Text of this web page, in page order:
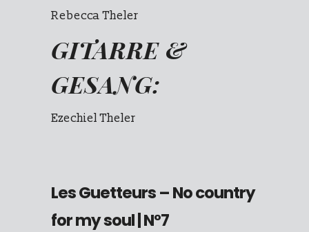
Rebecca Theler
GITARRE &
GESANG:
Ezechiel Theler
Les Guetteurs – No country
for my soul| N°7